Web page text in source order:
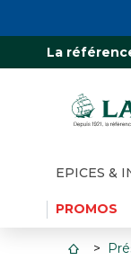
La
EPICES &
PROMOS